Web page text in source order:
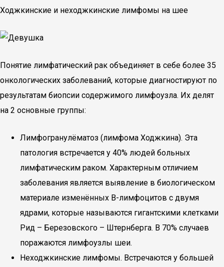
Ходжкинские и неходжкинские лимфомы на шее
Понятие лимфатический рак объединяет в себе более 35
онкологических заболеваний, которые диагностируют по
результатам биопсии содержимого лимфоузла. Их делят
на 2 основные группы:
Лимфогранулёматоз (лимфома Ходжкина). Эта
патология встречается у 40% людей больных
лимфатическим раком. Характерным отличием
заболевания является выявление в биологическом
материале изменённых В-лимфоцитов с двумя
ядрами, которые называются гигантскими клетками
Рид – Березовского – Штернберга. В 70% случаев
поражаются лимфоузлы шеи.
Неходжкинские лимфомы. Встречаются у большей